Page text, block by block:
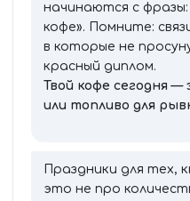
начинаются с
кофе». Помните:
в которые не
красный диплом.
Твой кофе сегодня
или топливо для
Праздники для тех,
это не про